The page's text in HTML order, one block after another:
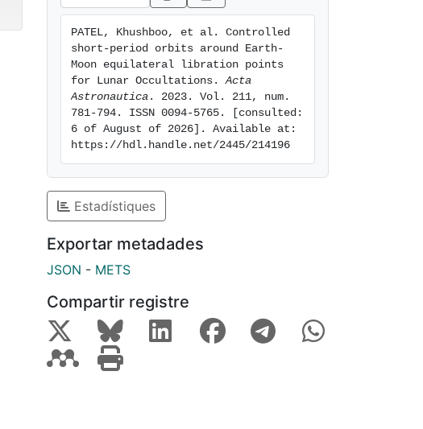
PATEL, Khushboo, et al. Controlled
short-period orbits around Earth-
Moon equilateral libration points
for Lunar Occultations. Acta
Astronautica . 2023. Vol. 211, num.
781-794. ISSN 0094-5765. [consulted:
6 of August of 2026]. Available at:
https://hdl.handle.net/2445/214196
Estadístiques
Exportar metadades
JSON - METS
Compartir registre